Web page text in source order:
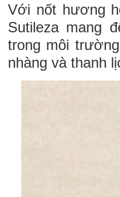
Với nốt hương
Sutileza mang
trong môi
nhàng và thanh